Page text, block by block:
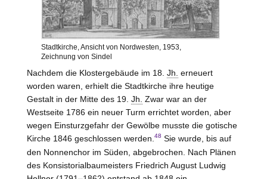
Stadtkirche, Ansicht von Nordwesten, 1953,
Zeichnung von Sindel
Nachdem die Klostergebäude im 18. Jh. erneuert
worden waren, erhielt die Stadtkirche ihre heutige
Gestalt in der Mitte des 19. Jh. Zwar war an der
Westseite 1786 ein neuer Turm errichtet worden, aber
wegen Einsturzgefahr der Gewölbe musste die gotische
Kirche 1846 geschlossen werden. 48 Sie wurde, bis auf
den Nonnenchor im Süden, abgebrochen. Nach Plänen
des Konsistorialbaumeisters Friedrich August Ludwig